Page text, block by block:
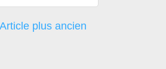
Article plus ancien